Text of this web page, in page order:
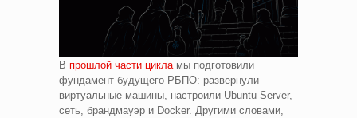
В прошлой части цикламы подготовили
фундамент будущего РБПО: развернули
виртуальные машины, настроили Ubuntu Server,
сеть, брандмауэр и Docker. Другими словами,